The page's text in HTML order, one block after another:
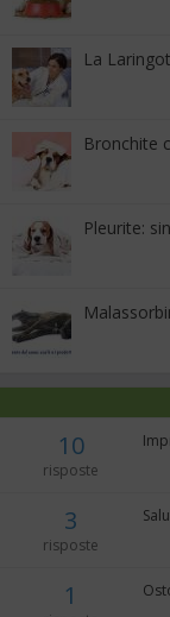
La
Bronchite
Pleurite:
10
risposte
3
risposte
1